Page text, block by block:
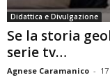
Didattica e Divulgazione
Se la storia
serie tv…
Agnese Caramanico -